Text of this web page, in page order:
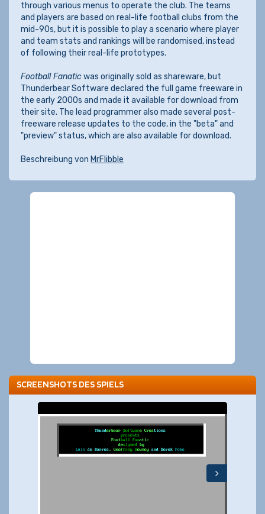
through various menus to operate the club. The teams
and players are based on real-life football clubs from the
mid-90s, but it is possible to play a scenario where player
and team stats and rankings will be randomised, instead
of following their real-life prototypes.
Football Fanaticwas originally sold as shareware, but
Thunderbear Software declared the full game freeware in
the early 2000s and made it available for download from
their site. The lead programmer also made several post-
freeware release updates to the code, in the "beta" and
"preview" status, which are also available for download.
Beschreibung von MrFlibble
SCREENSHOTS DES SPIELS